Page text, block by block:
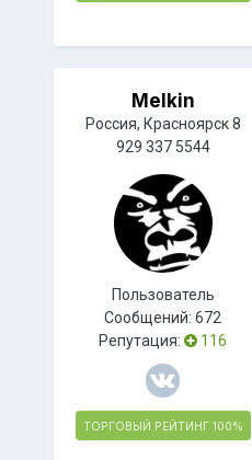
Melkin
Россия, Красноярск 8
929 337 5544
Пользователь
Сообщений:672
Репутация:
116
ТОРГОВЫЙ РЕЙТИНГ 100%